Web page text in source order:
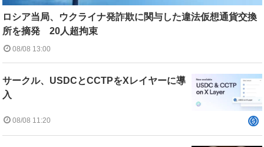
ロシア当局、ウクライナ発詐欺に関与した違法仮想通貨交換
所を摘発 20人超拘束
08/08 13:00
サークル、USDCとCCTPをXレイヤーに導
入
08/08 11:20